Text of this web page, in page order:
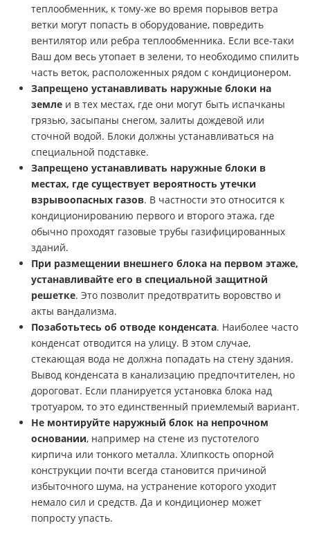
теплообменник, к тому-же во время порывов ветра
ветки могут попасть в оборудование, повредить
вентилятор или ребра теплообменника. Если все-таки
Ваш дом весь утопает в зелени, то необходимо спилить
часть веток, расположенных рядом с кондиционером.
Запрещено устанавливать наружные блоки на
земле и в тех местах, где они могут быть испачканы
грязью, засыпаны снегом, залиты дождевой или
сточной водой. Блоки должны устанавливаться на
специальной подставке.
Запрещено устанавливать наружные блоки в
местах, где существует вероятность утечки
взрывоопасных газов. В частности это относится к
кондиционированию первого и второго этажа, где
обычно проходят газовые трубы газифицированных
зданий.
При размещении внешнего блока на первом этаже,
устанавливайте его в специальной защитной
решетке. Это позволит предотвратить воровство и
акты вандализма.
Позаботьтесь об отводе конденсата. Наиболее часто
конденсат отводится на улицу. В этом случае,
стекающая вода не должна попадать на стену здания.
Вывод конденсата в канализацию предпочтителен, но
дороговат. Если планируется установка блока над
тротуаром, то это единственный приемлемый вариант.
Не монтируйте наружный блок на непрочном
основании, например на стене из пустотелого
кирпича или тонкого металла. Хлипкость опорной
конструкции почти всегда становится причиной
избыточного шума, на устранение которого уходит
немало сил и средств. Да и кондиционер может
попросту упасть.